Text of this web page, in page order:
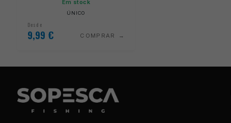
Em stock
ÚNICO
Desde
9,99 € COMPRAR